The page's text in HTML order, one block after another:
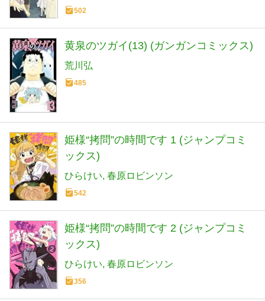
502
黄泉のツガイ(13) (ガンガンコミックス)
荒川弘
485
姫様“拷問”の時間です 1 (ジャンプコミ
ックス)
ひらけい 春原ロビンソン
542
姫様“拷問”の時間です 2 (ジャンプコミ
ックス)
ひらけい 春原ロビンソン
356